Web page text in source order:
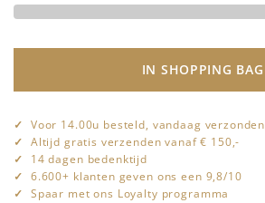
IN SHOPPING BAG
Voor 14.00u besteld, vandaag verzonden
Altijd gratis verzenden vanaf € 150,-
14 dagen bedenktijd
6.600+ klanten geven ons een 9,8/10
Spaar met ons Loyalty programma